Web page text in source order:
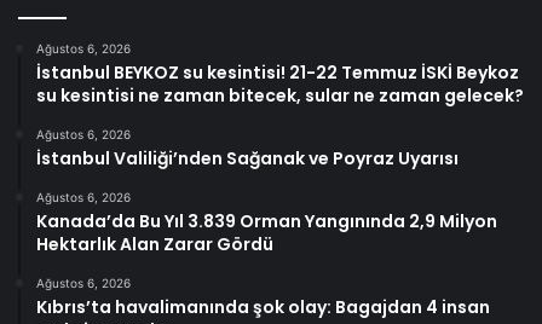
Ağustos 6, 2026
İstanbul BEYKOZ su kesintisi! 21-22 Temmuz İSKİ Beykoz
su kesintisi ne zaman bitecek, sular ne zaman gelecek?
Ağustos 6, 2026
İstanbul Valiliği’nden Sağanak ve Poyraz Uyarısı
Ağustos 6, 2026
Kanada’da Bu Yıl 3.839 Orman Yangınında 2,9 Milyon
Hektarlık Alan Zarar Gördü
Ağustos 6, 2026
Kıbrıs’ta havalimanında şok olay: Bagajdan 4 insan